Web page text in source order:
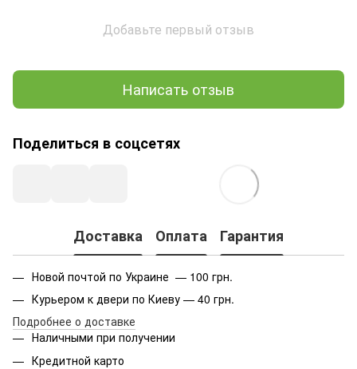
Добавьте первый отзыв
Написать отзыв
Поделиться в соцсетях
Доставка Оплата Гарантия
Новой почтой по Украине — 100 грн.
Курьером к двери по Киеву — 40 грн.
Подробнее о доставке
Наличными при получении
Кредитной карто